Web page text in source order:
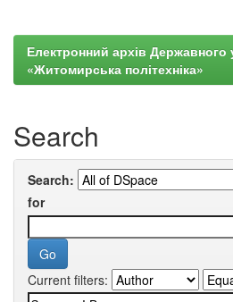
Електронний архів Державного
«Житомирська політехніка»
Search
Search:
for
Current filters: